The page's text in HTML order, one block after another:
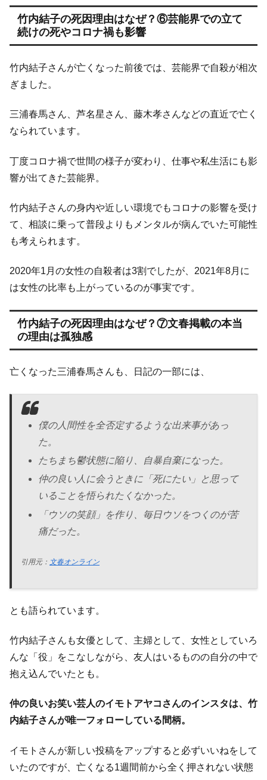
竹内結子の死因理由はなぜ？⑥芸能界での立て
続けの死やコロナ禍も影響
竹内結子さんが亡くなった前後では、芸能界で自殺が相次
ぎました。
三浦春馬さん、芦名星さん、藤木孝さんなどの直近で亡く
なられています。
丁度コロナ禍で世間の様子が変わり、仕事や私生活にも影
響が出てきた芸能界。
竹内結子さんの身内や近しい環境でもコロナの影響を受け
て、相談に乗って普段よりもメンタルが病んでいた可能性
も考えられます。
2020年1月の女性の自殺者は3割でしたが、2021年8月に
は女性の比率も上がっているのが事実です。
竹内結子の死因理由はなぜ？⑦文春掲載の本当
の理由は孤独感
亡くなった三浦春馬さんも、日記の一部には、
僕の人間性を全否定するような出来事があっ
た。
たちまち鬱状態に陥り、自暴自棄になった。
仲の良い人に会うときに「死にたい」と思って
いることを悟られたくなかった。
「ウソの笑顔」を作り、毎日ウソをつくのが苦
痛だった。
引用元： 文春オンライン
とも語られています。
竹内結子さんも女優として、主婦として、女性としていろ
んな「役」をこなしながら、友人はいるものの自分の中で
抱え込んでいたとも。
仲の良いお笑い芸人のイモトアヤコさんのインスタは、竹
内結子さんが唯一フォローしている間柄。
イモトさんが新しい投稿をアップすると必ずいいねをして
いたのですが、亡くなる1週間前から全く押されない状態